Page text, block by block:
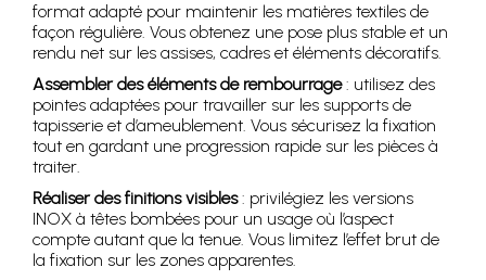
format adapté pour maintenir les matières textiles de
façon régulière. Vous obtenez une pose plus stable et un
rendu net sur les assises, cadres et éléments décoratifs.
Assembler des éléments de rembourrage: utilisez des
pointes adaptées pour travailler sur les supports de
tapisserie et d’ameublement. Vous sécurisez la fixation
tout en gardant une progression rapide sur les pièces à
traiter.
Réaliser des finitions visibles: privilégiez les versions
INOX à têtes bombées pour un usage où l’aspect
compte autant que la tenue. Vous limitez l’effet brut de
la fixation sur les zones apparentes.